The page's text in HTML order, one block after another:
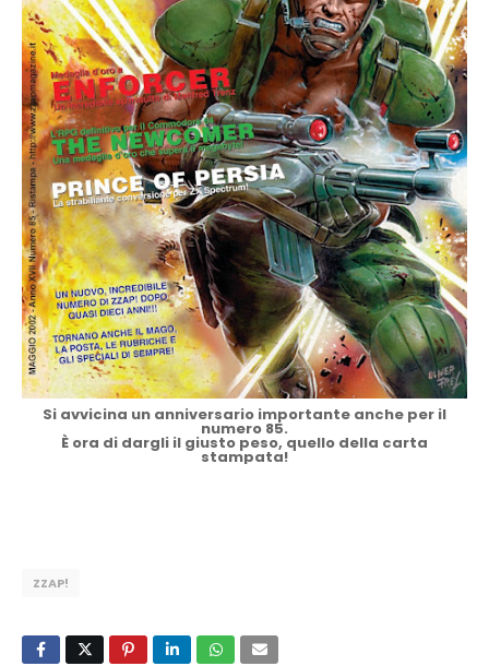
Si avvicina un anniversario importante anche per il
numero 85.
È ora di dargli il giusto peso, quello della carta
stampata!
ZZAP!